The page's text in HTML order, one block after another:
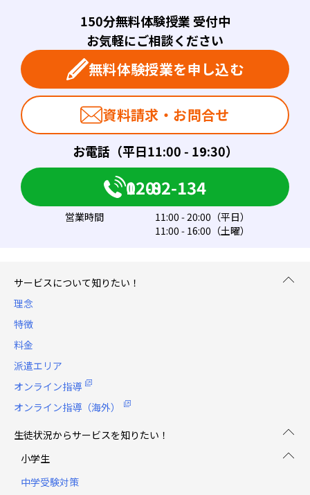
お電話（平日11:00 - 19:30）
150分無料体験授業 受付中
お気軽にご相談ください
0120-082-134
無料体験授業を申し込む
営業時間
11:00 - 20:00（平日）
11:00 - 16:00（土曜）
資料請求・お問合せ
サービスについて知りたい！
理念
特徴
料金
派遣エリア
オンライン指導
オンライン指導（海外）
生徒状況からサービスを知りたい！
小学生
中学受験対策